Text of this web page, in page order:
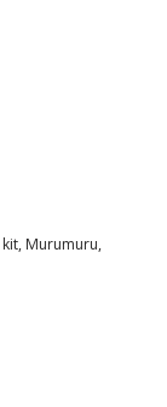
kit, Murumuru,